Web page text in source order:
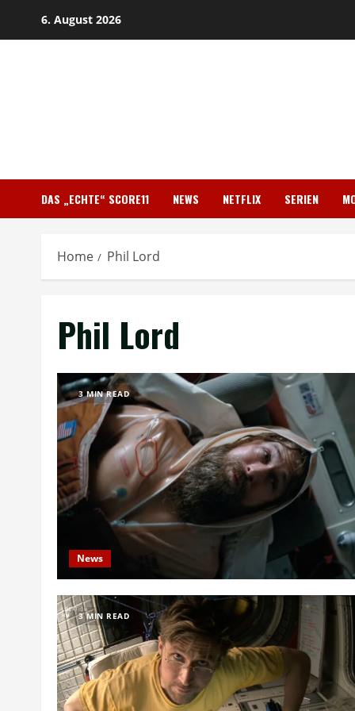
6. August 2026
DAS „ECHTE“ SCORE11 NEWS NETFLIX SERIEN
Home Phil Lord
Phil Lord
3 MIN READ
News
3 MIN READ